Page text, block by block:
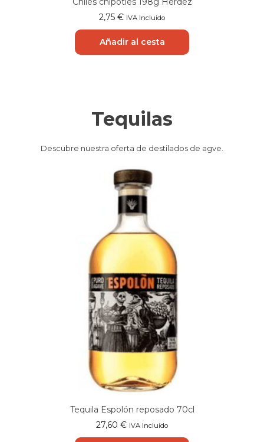
2,75 € IVA Incluido
Añadir al cesta
Tequilas
Descubre nuestra oferta de destilados de agve.
Tequila Espolón reposado 70cl
27,60 € IVA Incluido